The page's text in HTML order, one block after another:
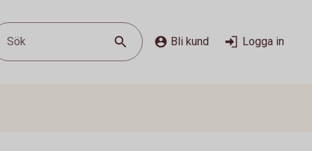
Sök Bli kund Logga in